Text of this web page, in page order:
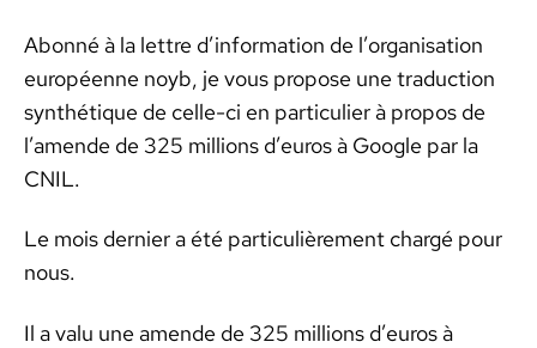
Abon­né à la let­tre d’in­for­ma­tion de l’or­gan­i­sa­tion
européenne noyb, je vous pro­pose une tra­duc­tion
syn­thé­tique de celle-ci en par­ti­c­uli­er à pro­pos de
l’a­mende de 325 mil­lions d’eu­ros à Google par la
CNIL.
Le mois dernier a été par­ti­c­ulière­ment chargé pour
nous.
Il a valu une amende de 325 mil­lions d’eu­ros à